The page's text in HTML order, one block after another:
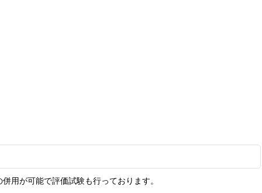
用が可能で評価試験も行っております。